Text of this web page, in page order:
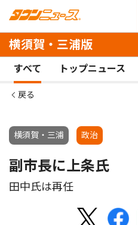
横須賀・三浦版
すべて トップニュース
戻る
横須賀・三浦 政治
副市長に上条氏
田中氏は再任